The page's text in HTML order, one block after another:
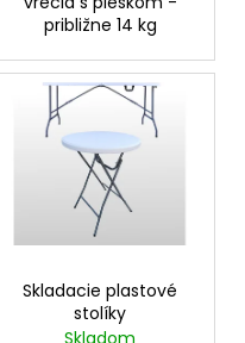
približne 14 kg
Skladacie plastové
stolíky
Skladom